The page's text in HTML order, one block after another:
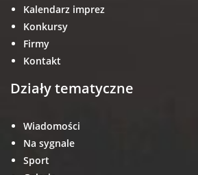
Kalendarz imprez
Konkursy
Firmy
Kontakt
Działy tematyczne
Wiadomości
Na sygnale
Sport